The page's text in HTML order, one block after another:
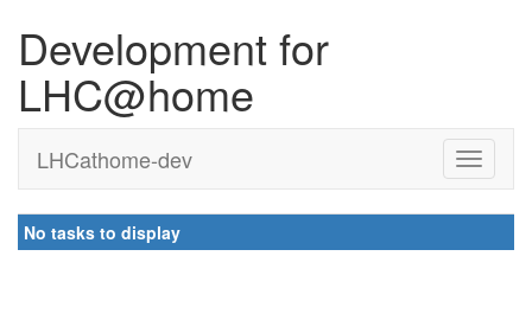
Development for
LHC@home
LHCathome-dev
No tasks to display